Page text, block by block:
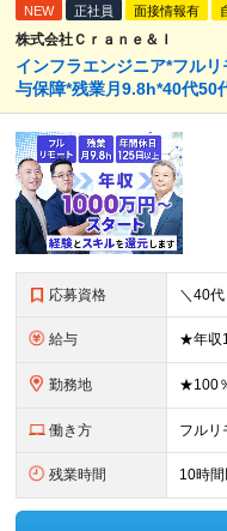
NEW 正社員 面接情報有
株式会社Ｃｒａｎｅ＆Ｉ
インフラエンジニア*フル
与保障*残業月9.8h*40代50
応募資格
給与
勤務地
働き方 フルリ
残業時間 10時間